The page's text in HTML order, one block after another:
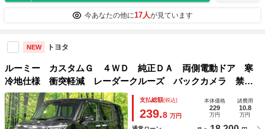
今あなたの他に17人が見ています
NEW トヨタ
ルーミー カスタムＧ ４ＷＤ 純正ＤＡ 両側電動ドア 寒
冷地仕様 衝突軽減 レーダークルーズ バックカメラ 禁煙
車 コーナーセンサー スマートキー ＬＥＤヘッド ＥＴ
Ｃ 純正１４インチＡＷ オートハイビーム
支払総額(税込)
239.8 万円
本体価格
229
万円
諸費用
10.8
万円